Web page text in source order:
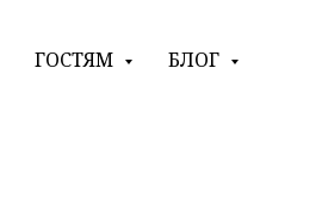
ГОСТЯМ БЛОГ